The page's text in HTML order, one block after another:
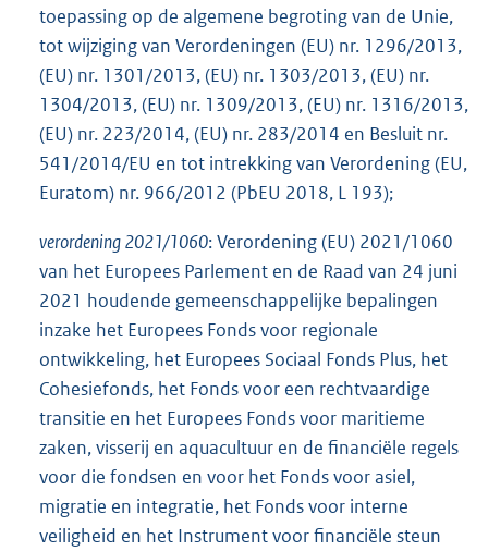
toepassing op de algemene begroting van de Unie,
tot wijziging van Verordeningen (EU) nr. 1296/2013,
(EU) nr. 1301/2013, (EU) nr. 1303/2013, (EU) nr.
1304/2013, (EU) nr. 1309/2013, (EU) nr. 1316/2013,
(EU) nr. 223/2014, (EU) nr. 283/2014 en Besluit nr.
541/2014/EU en tot intrekking van Verordening (EU,
Euratom) nr. 966/2012 (PbEU 2018, L 193);
verordening 2021/1060: Verordening (EU) 2021/1060
van het Europees Parlement en de Raad van 24 juni
2021 houdende gemeenschappelijke bepalingen
inzake het Europees Fonds voor regionale
ontwikkeling, het Europees Sociaal Fonds Plus, het
Cohesiefonds, het Fonds voor een rechtvaardige
transitie en het Europees Fonds voor maritieme
zaken, visserij en aquacultuur en de financiële regels
voor die fondsen en voor het Fonds voor asiel,
migratie en integratie, het Fonds voor interne
veiligheid en het Instrument voor financiële steun